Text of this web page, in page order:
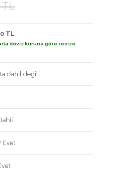
TL
TL
döviz kuruna göre revize
dahil değil.
Evet